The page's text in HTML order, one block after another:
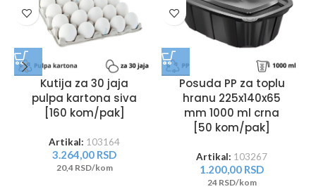
Kutija za 30 jaja
pulpa kartona siva
[160 kom/pak]
Artikal: 103164
3.264,00 RSD
20,4 RSD/kom
Posuda PP za toplu
hranu 225x140x65
mm 1000 ml crna
[50 kom/pak]
Artikal: 103267
1.200,00 RSD
24 RSD/kom